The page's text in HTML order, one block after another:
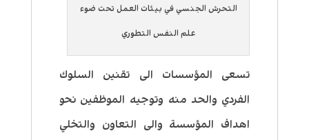
التحرش الجنسي في بيئات العمل تحت ضوء
علم النفس التطوري
تسعى المؤسسات الى تقنين السلوك
الفردي والحد منه وتوجيه الموظفين نحو
اهداف المؤسسة والى التعاون والتخلي